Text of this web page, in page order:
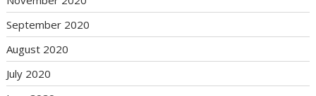
September 2020
August 2020
July 2020